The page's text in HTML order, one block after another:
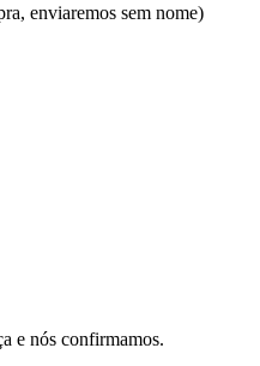
enviaremos sem nome)
e nós confirmamos.